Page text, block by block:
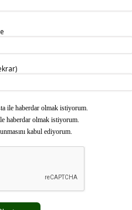
ile haberdar olmak istiyorum.
haberdar olmak istiyorum.
kabul ediyorum.